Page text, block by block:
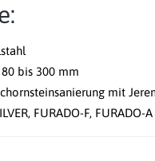
bis 300 mm
mit
FURADO-F, FURADO-A